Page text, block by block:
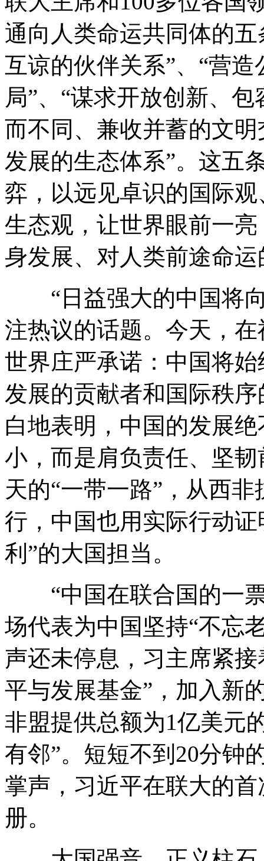
通向人类命运共同体的
互谅的伙伴关系”、“营
局”、“谋求开放创新、
而不同、兼收并蓄的文
发展的生态体系”。这五
弈，以远见卓识的国际
生态观，让世界眼前一
身发展、对人类前途命
“日益强大的中国将向
注热议的话题。今天，
世界庄严承诺：中国将
发展的贡献者和国际秩
白地表明，中国的发展
小，而是肩负责任、坚
天的“一带一路”，从西
行，中国也用实际行动
利”的大国担当。
“中国在联合国的一票
场代表为中国坚持“不忘
声还未停息，习主席紧
平与发展基金”，加入新
非盟提供总额为1亿美元
有邻”。短短不到20分钟
掌声，习近平在联大的
册。